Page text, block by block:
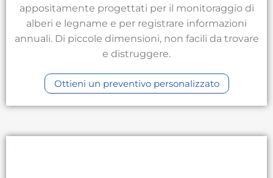
appositamente progettati per il monitoraggio di
alberi e legname e per registrare informazioni
annuali. Di piccole dimensioni, non facili da trovare
e distruggere.
Ottieni un preventivo personalizzato